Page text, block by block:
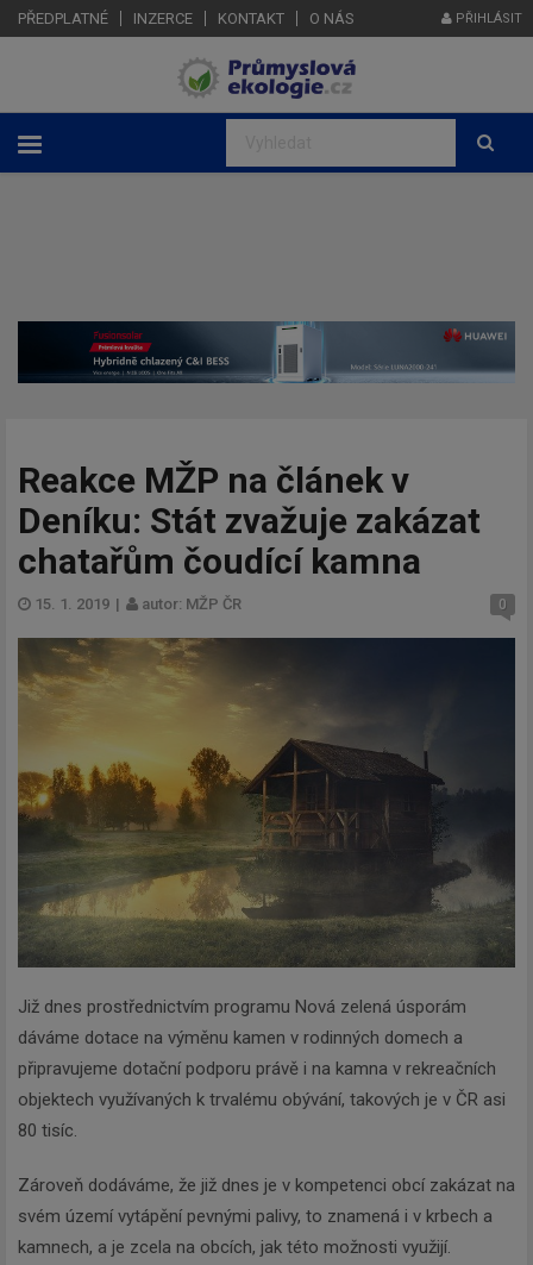
PŘEDPLATNÉ INZERCE KONTAKT O NÁS PŘIHLÁSIT
Reakce MŽP na článek v
Deníku: Stát zvažuje zakázat
chatařům čoudící kamna
15. 1. 2019 | autor: MŽP ČR 0
Již dnes prostřednictvím programu Nová zelená úsporám
dáváme dotace na výměnu kamen v rodinných domech a
připravujeme dotační podporu právě i na kamna v rekreačních
objektech využívaných k trvalému obývání, takových je v ČR asi
80 tisíc.
Zároveň dodáváme, že již dnes je v kompetenci obcí zakázat na
svém území vytápění pevnými palivy, to znamená i v krbech a
kamnech, a je zcela na obcích, jak této možnosti využijí.